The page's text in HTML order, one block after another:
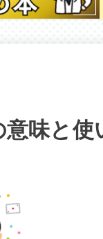
味と使